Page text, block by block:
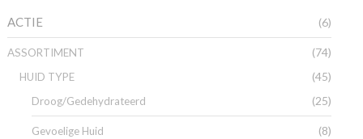
ACTIE (6)
ASSORTIMENT (74)
HUID TYPE (45)
Droog/Gedehydrateerd (25)
Gevoelige Huid (8)